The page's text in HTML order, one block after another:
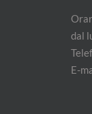
dal
E-